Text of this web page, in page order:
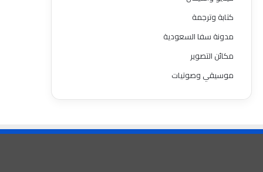
كتابة وترجمة
مدونة سفا السعودية
مكائن التصوير
موسيقي وصوتيات